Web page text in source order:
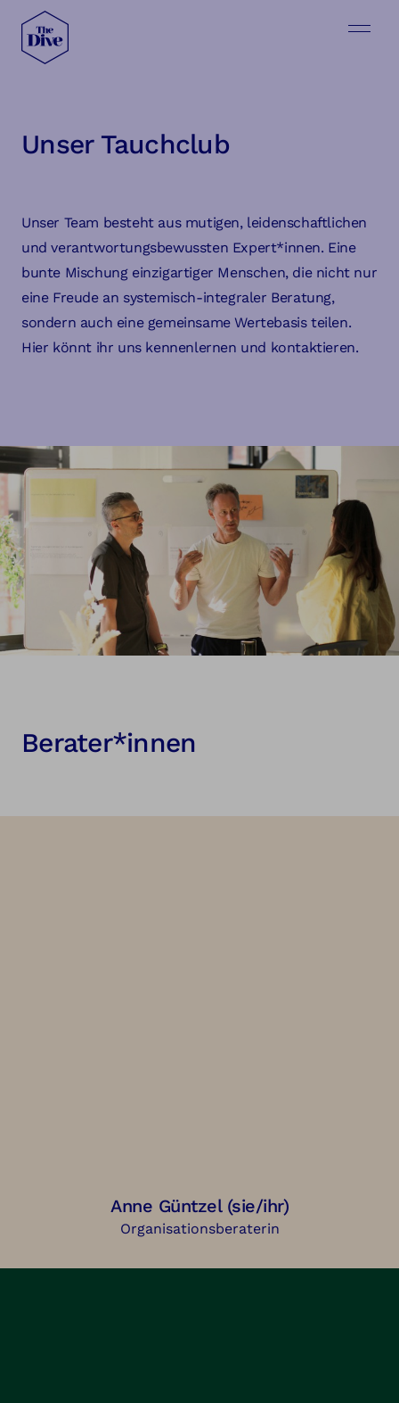
Unser Tauchclub
Unser Team besteht aus mutigen, leidenschaftlichen
und verantwortungsbewussten Expert*innen. Eine
bunte Mischung einzigartiger Menschen, die nicht nur
eine Freude an systemisch-integraler Beratung,
sondern auch eine gemeinsame Wertebasis teilen.
Hier könnt ihr uns kennenlernen und kontaktieren.
Berater*innen
Anne Güntzel (sie/ihr)
Organisationsberaterin